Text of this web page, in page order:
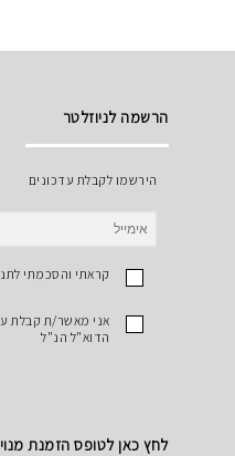
הרשמה לניוזלטר
הירשמו לקבלת עדכונים
קראתי והסכמתי
אני מאשר/ת קבלת
הדוא"ל הנ"ל
לחץ כאן לטופס הזמנת מנוי